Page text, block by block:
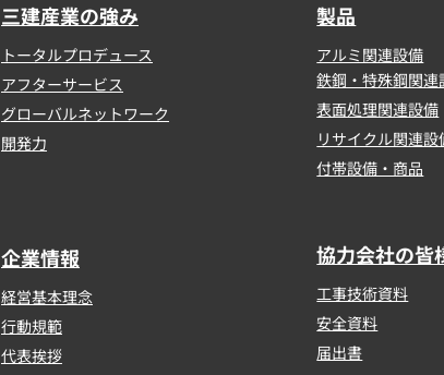
三建産業の強み
トータルプロデュース
アフターサービス
グローバルネットワーク
開発力
企業情報
経営基本理念
行動規範
代表挨拶
製品
アルミ関連設備
鉄鋼・特殊鋼関連
表面処理関連設備
リサイクル関連設
付帯設備・商品
協力会社の皆
工事技術資料
安全資料
届出書